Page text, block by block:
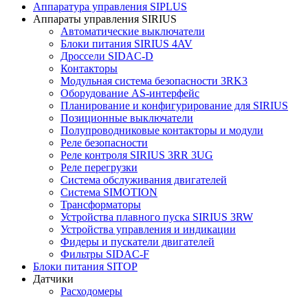
Аппаратура управления SIPLUS
Аппараты управления SIRIUS
Автоматические выключатели
Блоки питания SIRIUS 4AV
Дроссели SIDAC-D
Контакторы
Модульная система безопасности 3RK3
Оборудование AS-интерфейс
Планирование и конфигурирование для SIRIUS
Позиционные выключатели
Полупроводниковые контакторы и модули
Реле безопасности
Реле контроля SIRIUS 3RR 3UG
Реле перегрузки
Сиcтема обслуживания двигателей
Система SIMOTION
Трансформаторы
Устройства плавного пуска SIRIUS 3RW
Устройства управления и индикации
Фидеры и пускатели двигателей
Фильтры SIDAC-F
Блоки питания SITOP
Датчики
Расходомеры